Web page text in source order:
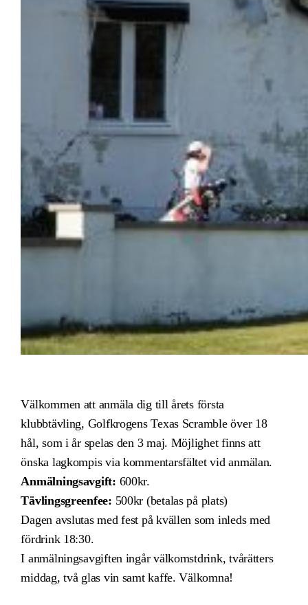
Välkommen att anmäla dig till årets första
klubbtävling, Golfkrogens Texas Scramble över 18
hål, som i år spelas den 3 maj. Möjlighet finns att
önska lagkompis via kommentarsfältet vid anmälan.
Anmälningsavgift: 600kr.
Tävlingsgreenfee: 500kr (betalas på plats)
Dagen avslutas med fest på kvällen som inleds med
fördrink 18:30.
I anmälningsavgiften ingår välkomstdrink, tvårätters
middag, två glas vin samt kaffe. Välkomna!